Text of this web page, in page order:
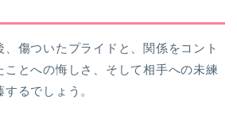
、傷ついたプライドと、関係をコント
ことへの悔しさ、そして相手への未練
るでしょう。